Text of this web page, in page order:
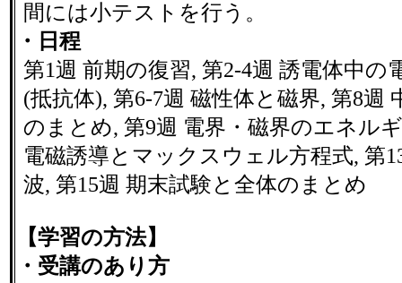
間には小テストを行う。
・日程
第1週 前期の復習, 第2-4週 誘電体中の
(抵抗体), 第6-7週 磁性体と磁界, 第8週
のまとめ, 第9週 電界・磁界のエネル
電磁誘導とマックスウェル方程式, 第
波, 第15週 期末試験と全体のまとめ
【学習の方法】
・受講のあり方